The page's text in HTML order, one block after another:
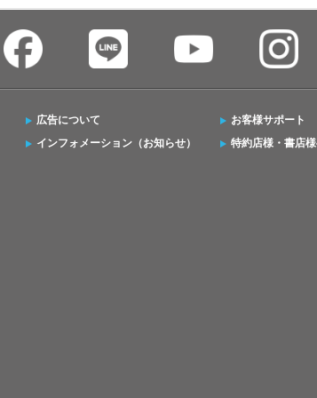
広告について
インフォメーション（お知らせ）
お客様サポート
特約店様・書店